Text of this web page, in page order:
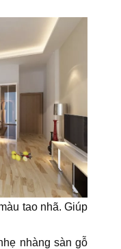
tao nhã. Giúp
nhàng sàn gỗ